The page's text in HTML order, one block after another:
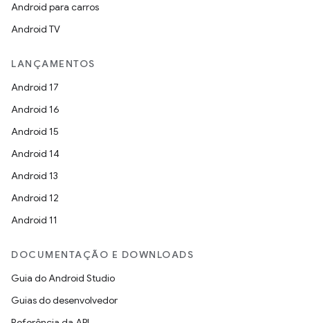
Android para carros
Android TV
LANÇAMENTOS
Android 17
Android 16
Android 15
Android 14
Android 13
Android 12
Android 11
DOCUMENTAÇÃO E DOWNLOADS
Guia do Android Studio
Guias do desenvolvedor